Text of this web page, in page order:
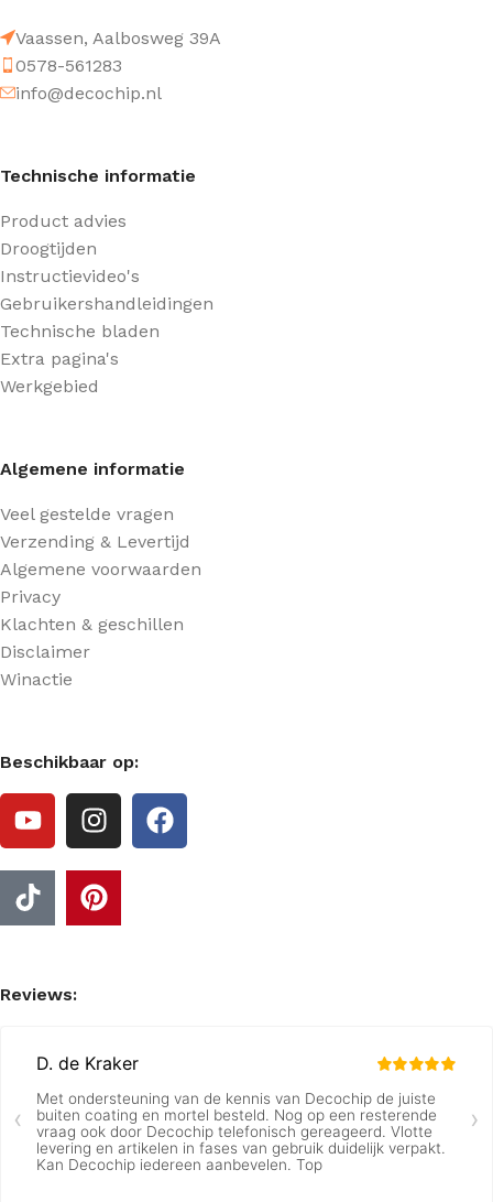
Vaassen, Aalbosweg 39A
0578-561283
info@decochip.nl
Technische informatie
Product advies
Droogtijden
Instructievideo's
Gebruikershandleidingen
Technische bladen
Extra pagina's
Werkgebied
Algemene informatie
Veel gestelde vragen
Verzending & Levertijd
Algemene voorwaarden
Privacy
Klachten & geschillen
Disclaimer
Winactie
Beschikbaar op:
Reviews: